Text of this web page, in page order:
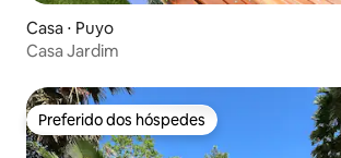
Casa ⋅ Puyo
Casa Jardim
Preferido dos hóspedes
Preferido dos hóspedes